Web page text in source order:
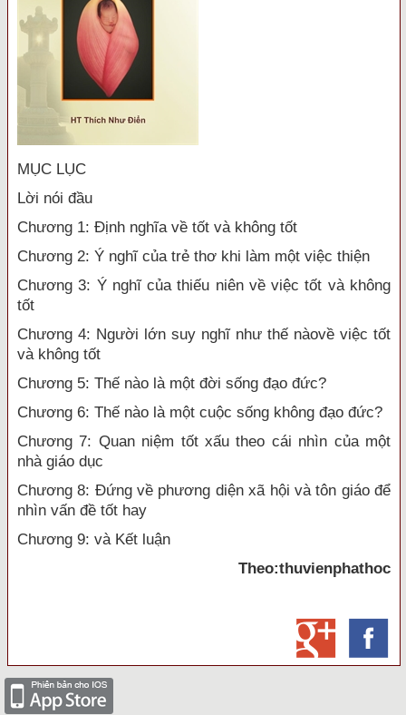
MỤC LỤC
Lời nói đầu
Chương 1: Định nghĩa về tốt và không tốt
Chương 2: Ý nghĩ của trẻ thơ khi làm một việc thiện
Chương 3: Ý nghĩ của thiếu niên về việc tốt và không
tốt
Chương 4: Người lớn suy nghĩ như thế nàovề việc tốt
và không tốt
Chương 5: Thế nào là một đời sống đạo đức?
Chương 6: Thế nào là một cuộc sống không đạo đức?
Chương 7: Quan niệm tốt xấu theo cái nhìn của một
nhà giáo dục
Chương 8: Đứng về phương diện xã hội và tôn giáo để
nhìn vấn đề tốt hay
Chương 9: và Kết luận
Theo:thuvienphathoc